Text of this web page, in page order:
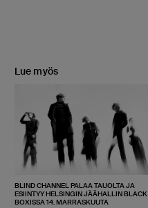
Lue myös
BLIND CHANNEL PALAA TAUOLTA JA
ESIINTYY HELSINGIN JÄÄHALLIN BLACK
BOXISSA 14. MARRASKUUTA